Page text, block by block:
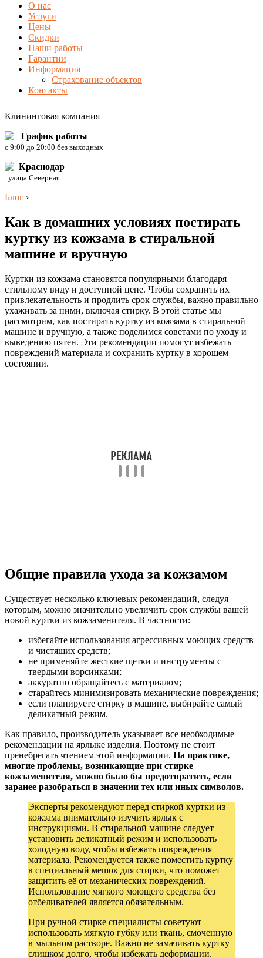
О нас
Услуги
Цены
Скидки
Наши работы
Гарантии
Информация
Страхование объектов
Контакты
Клининговая компания
График работы
c 9:00 до 20:00 без выходных
Краснодар
улица Северная
Блог ›
Как в домашних условиях постирать
куртку из кожзама в стиральной
машине и вручную
Куртки из кожзама становятся популярными благодаря
стильному виду и доступной цене. Чтобы сохранить их
привлекательность и продлить срок службы, важно правильно
ухаживать за ними, включая стирку. В этой статье мы
рассмотрим, как постирать куртку из кожзама в стиральной
машине и вручную, а также поделимся советами по уходу и
выведению пятен. Эти рекомендации помогут избежать
повреждений материала и сохранить куртку в хорошем
состоянии.
Общие правила ухода за кожзамом
Существует несколько ключевых рекомендаций, следуя
которым, можно значительно увеличить срок службы вашей
новой куртки из кожзаменителя. В частности:
избегайте использования агрессивных моющих средств
и чистящих средств;
не применяйте жесткие щетки и инструменты с
твердыми ворсинками;
аккуратно обращайтесь с материалом;
старайтесь минимизировать механические повреждения;
если планируете стирку в машине, выбирайте самый
деликатный режим.
Как правило, производитель указывает все необходимые
рекомендации на ярлыке изделия. Поэтому не стоит
пренебрегать чтением этой информации. На практике,
многие проблемы, возникающие при стирке
кожзаменителя, можно было бы предотвратить, если
заранее разобраться в значении тех или иных символов.
Эксперты рекомендуют перед стиркой куртки из
кожзама внимательно изучить ярлык с
инструкциями. В стиральной машине следует
установить деликатный режим и использовать
холодную воду, чтобы избежать повреждения
материала. Рекомендуется также поместить куртку
в специальный мешок для стирки, что поможет
защитить её от механических повреждений.
Использование мягкого моющего средства без
отбеливателей является обязательным.
При ручной стирке специалисты советуют
использовать мягкую губку или ткань, смоченную
в мыльном растворе. Важно не замачивать куртку
слишком долго, чтобы избежать деформации.